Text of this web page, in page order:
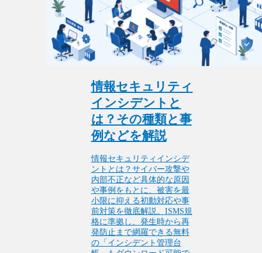
情報セキュリティ
インシデントと
は？その種類と事
例などを解説
情報セキュリティインシデ
ントとは？サイバー攻撃や
内部不正など具体的な原因
や事例をもとに、被害を最
小限に抑える初動対応や事
前対策を徹底解説。ISMS規
格に準拠し、発生時から再
発防止まで網羅できる無料
の「インシデント管理台